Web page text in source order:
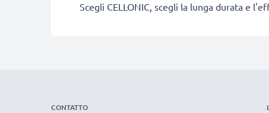
Scegli CELLONIC, scegli la lunga durata e
CONTATTO